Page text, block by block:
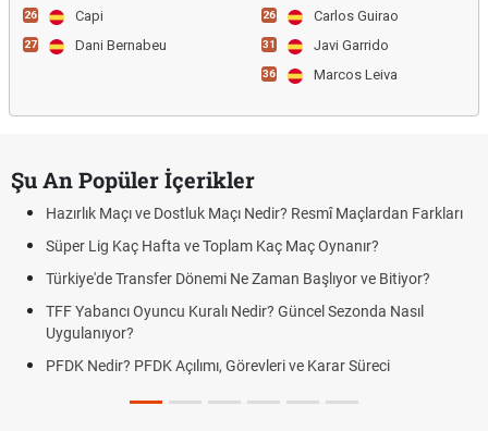
26 Capi
27 Dani Bernabeu
26 Carlos Guirao
31 Javi Garrido
36 Marcos Leiva
Şu An Popüler İçerikler
Hazırlık Maçı ve Dostluk Maçı Nedir? Resmî Maçlardan Farkları
Süper Lig Kaç Hafta ve Toplam Kaç Maç Oynanır?
Türkiye'de Transfer Dönemi Ne Zaman Başlıyor ve Bitiyor?
TFF Yabancı Oyuncu Kuralı Nedir? Güncel Sezonda Nasıl
Uygulanıyor?
PFDK Nedir? PFDK Açılımı, Görevleri ve Karar Süreci